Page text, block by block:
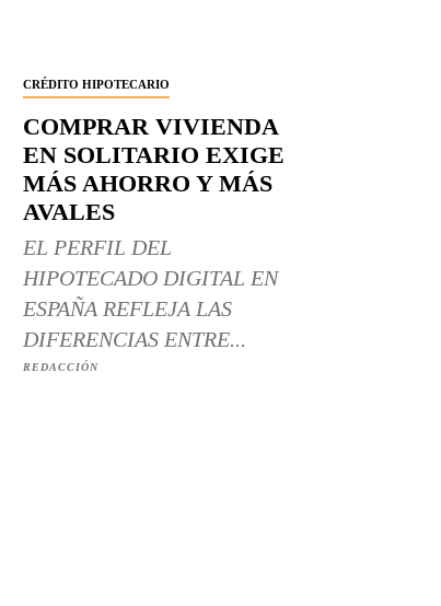
CRÉDITO HIPOTECARIO
COMPRAR VIVIENDA
EN SOLITARIO EXIGE
MÁS AHORRO Y MÁS
AVALES
EL PERFIL DEL
HIPOTECADO DIGITAL EN
ESPAÑA REFLEJA LAS
DIFERENCIAS ENTRE...
REDACCIÓN